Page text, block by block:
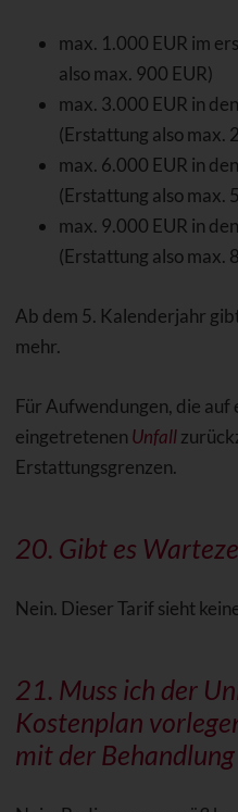
max. 1.000 EUR im
also max. 900 EUR)
max. 3.000 EUR in
(Erstattung also max.
max. 6.000 EUR in
(Erstattung also max.
max. 9.000 EUR in
(Erstattung also max.
Ab dem 5. Kalenderjahr
mehr.
Für Aufwendungen, die auf
eingetretenen Unfall
Erstattungsgrenzen.
20. Gibt es
Nein. Dieser Tarif sieht
21. Muss ich der
Kostenplan
mit der